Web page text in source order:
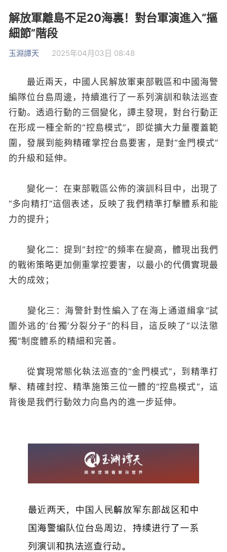
解放軍離島不足20海裏！對台軍演進入“摳
細節”階段
玉淵譚天 2025年04月03日 08:48
最近兩天，中國人民解放軍東部戰區和中國海警
編隊位台島周邊，持續進行了一系列演訓和執法巡查
行動。透過行動的三個變化，譚主發現，對台行動正
在形成一種全新的“控島模式”，即從擴大力量覆蓋範
圍，發展到能夠精確掌控台島要害，是對“金門模式”
的升級和延伸。
變化一：在東部戰區公佈的演訓科目中，出現了
“多向精打”這個表述，反映了我們精準打擊體系和能
力的提升；
變化二：提到“封控”的頻率在變高，體現出我們
的戰術策略更加側重掌控要害，以最小的代價實現最
大的成效；
變化三：海警針對性編入了在海上通道緝拿“試
圖外逃的‘台獨’分裂分子”的科目，這反映了“以法懲
獨”制度體系的精細和完善。
從實現常態化執法巡查的“金門模式”，到精準打
擊、精確封控、精準施策三位一體的“控島模式”，這
背後是我們行動效力向島內的進一步延伸。